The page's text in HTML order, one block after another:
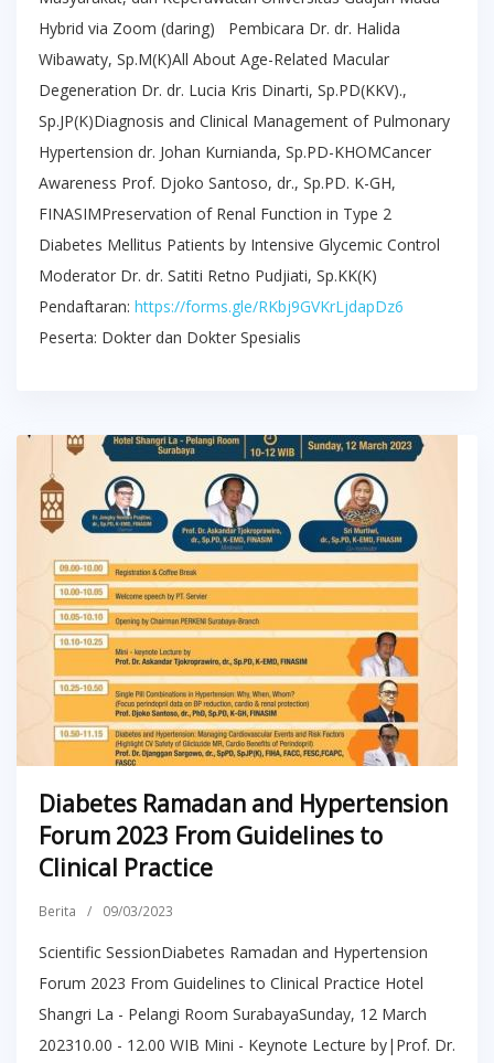
Hybrid via Zoom (daring) Pembicara Dr. dr. Halida
Wibawaty, Sp.M(K)All About Age-Related Macular
Degeneration Dr. dr. Lucia Kris Dinarti, Sp.PD(KKV).,
Sp.JP(K)Diagnosis and Clinical Management of Pulmonary
Hypertension dr. Johan Kurnianda, Sp.PD-KHOMCancer
Awareness Prof. Djoko Santoso, dr., Sp.PD. K-GH,
FINASIMPreservation of Renal Function in Type 2
Diabetes Mellitus Patients by Intensive Glycemic Control
Moderator Dr. dr. Satiti Retno Pudjiati, Sp.KK(K)
Pendaftaran: https://forms.gle/RKbj9GVKrLjdapDz6
Peserta: Dokter dan Dokter Spesialis
Diabetes Ramadan and Hypertension
Forum 2023 From Guidelines to
Clinical Practice
Berita / 09/03/2023
Scientific SessionDiabetes Ramadan and Hypertension
Forum 2023 From Guidelines to Clinical Practice Hotel
Shangri La - Pelangi Room SurabayaSunday, 12 March
202310.00 - 12.00 WIB Mini - Keynote Lecture by|Prof. Dr.